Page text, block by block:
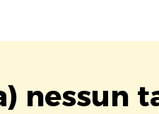
nessun